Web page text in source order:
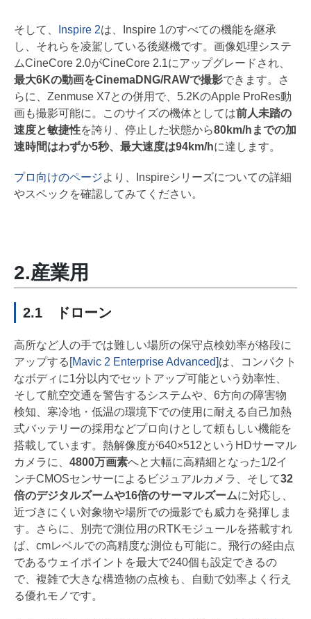
そして、 Inspire 2は、Inspire 1のすべての機能を継承
し、それらを凌駕している後継機です。画像処理システ
ムCineCore 2.0がCineCore 2.1にアップグレードされ、
最大6Kの動画をCinemaDNG/RAWで撮影できます。さ
らに、Zenmuse X7との併用で、5.2KのApple ProRes動
画も撮影可能に。このサイズの機体としては前人未踏の
速度と敏捷性を誇り、停止した状態から80km/hまでの加
速時間はわずか5秒、最大速度は94km/hに達します。
プロ向けのページより、Inspireシリーズについての詳細
やスペックを確認してみてください。
2.産業用
2.1 ドローン
高所など人の手では難しい場所の保守点検効率が格段に
アップする [Mavic 2 Enterprise Advanced]は、コンパクト
なボディに1分以内でセットアップ可能という効率性、
そして航空交通を警告するシステムや、6方向の障害物
検知、寒冷地・低温の環境下での使用に耐える自己加熱
式バッテリーの採用などプロ向けとして頼もしい機能を
搭載しています。熱解像度が640×512というHDサーマル
カメラに、 4800万画素へと大幅に高精細となった1/2イ
ンチCMOSセンサーによるビジュアルカメラ、そして32
倍のデジタルズームや16倍のサーマルズームに対応し、
近づきにくい対象物や場所での撮影でも威力を発揮しま
す。さらに、別売で測位用のRTKモジュールを搭載すれ
ば、cmレベルでの高精度な測位も可能に。飛行の経由点
であるウェイポイントを最大で240個も設定できるの
で、複雑で大きな構造物の点検も、自動で効率よく行え
る優れモノです。